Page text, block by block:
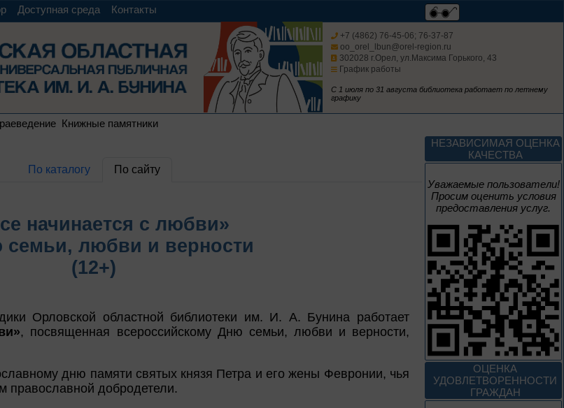
Доступная среда Контакты
+7 (4862) 76-45-06; 76-37-87
oo_orel_lbun@orel-region.ru
302028 г.Орел, ул.Максима Горького, 43
График работы
С 1 июля по 31 августа библиотека работает по летнему
графику
Книжные памятники
По каталогу По сайту
начинается с любви»
семьи, любви и верности
(12+)
Орловской областной библиотеки им. И. А. Бунина работает
, посвященная всероссийскому Дню семьи, любви и верности,
дню памяти святых князя Петра и его жены Февронии, чья
православной добродетели.
НЕЗАВИСИМАЯ ОЦЕНКА
КАЧЕСТВА
Уважаемые пользователи!
Просим оценить условия
предоставления услуг.
ОЦЕНКА
УДОВЛЕТВОРЕННОСТИ
ГРАЖДАН
Изучаем русский
язык
Россия: приглашение
в путешествие
Цикл выставок литературы
До конца года
Мастера кисти:
галерея талантов
Цикл выставок литературы
До конца года
Творец и муза
Цикл выставок литературы